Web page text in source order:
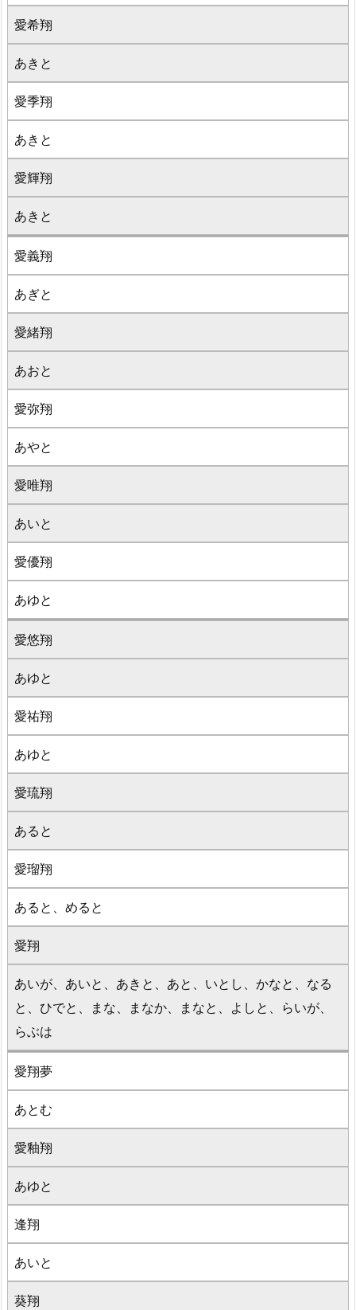
愛希翔
あきと
愛季翔
あきと
愛輝翔
あきと
愛義翔
あぎと
愛緒翔
あおと
愛弥翔
あやと
愛唯翔
あいと
愛優翔
あゆと
愛悠翔
あゆと
愛祐翔
あゆと
愛琉翔
あると
愛瑠翔
あると、めると
愛翔
あいが、あいと、あきと、あと、いとし、かなと、なる
と、ひでと、まな、まなか、まなと、よしと、らいが、
らぶは
愛翔夢
あとむ
愛釉翔
あゆと
逢翔
あいと
葵翔